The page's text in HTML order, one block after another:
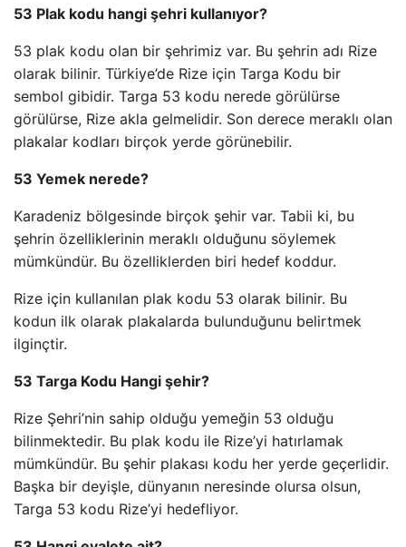
53 Plak kodu hangi şehri kullanıyor?
53 plak kodu olan bir şehrimiz var. Bu şehrin adı Rize
olarak bilinir. Türkiye’de Rize için Targa Kodu bir
sembol gibidir. Targa 53 kodu nerede görülürse
görülürse, Rize akla gelmelidir. Son derece meraklı olan
plakalar kodları birçok yerde görünebilir.
53 Yemek nerede?
Karadeniz bölgesinde birçok şehir var. Tabii ki, bu
şehrin özelliklerinin meraklı olduğunu söylemek
mümkündür. Bu özelliklerden biri hedef koddur.
Rize için kullanılan plak kodu 53 olarak bilinir. Bu
kodun ilk olarak plakalarda bulunduğunu belirtmek
ilginçtir.
53 Targa Kodu Hangi şehir?
Rize Şehri’nin sahip olduğu yemeğin 53 olduğu
bilinmektedir. Bu plak kodu ile Rize’yi hatırlamak
mümkündür. Bu şehir plakası kodu her yerde geçerlidir.
Başka bir deyişle, dünyanın neresinde olursa olsun,
Targa 53 kodu Rize’yi hedefliyor.